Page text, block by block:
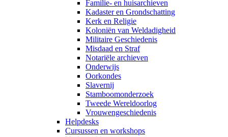
Familie- en huisarchieven
Kadaster en Grondschatting
Kerk en Religie
Koloniën van Weldadigheid
Militaire Geschiedenis
Misdaad en Straf
Notariële archieven
Onderwijs
Oorkondes
Slavernij
Stamboomonderzoek
Tweede Wereldoorlog
Vrouwengeschiedenis
Helpdesks
Cursussen en workshops